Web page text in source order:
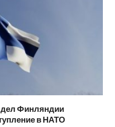
Финляндии
в НАТО